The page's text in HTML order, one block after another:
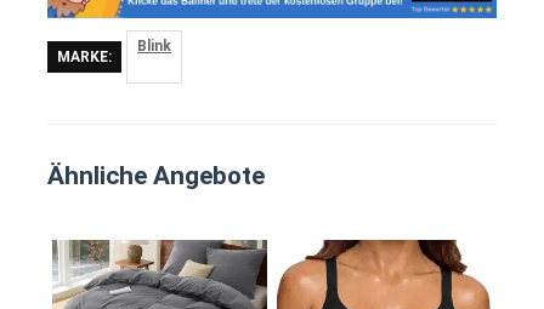
MARKE:
Blink
Ähnliche Angebote